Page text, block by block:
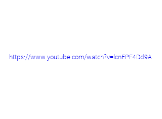
https://www.youtube.com/watch?v=lcnEPF4Dd9A